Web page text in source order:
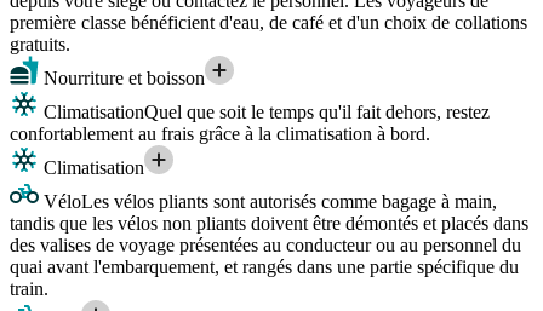
première classe bénéficient d'eau, de café et d'un choix de collations
gratuits.
Nourriture et boisson
ClimatisationQuel que soit le temps qu'il fait dehors, restez
confortablement au frais grâce à la climatisation à bord.
Climatisation
VéloLes vélos pliants sont autorisés comme bagage à main,
tandis que les vélos non pliants doivent être démontés et placés dans
des valises de voyage présentées au conducteur ou au personnel du
quai avant l'embarquement, et rangés dans une partie spécifique du
train.